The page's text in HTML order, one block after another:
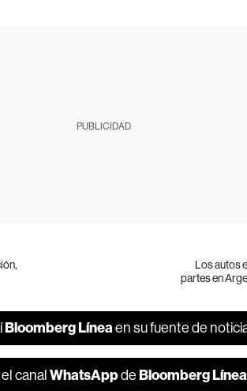
PUBLICIDAD
Los autos
partes en
Bloomberg Líneaen su fuente de
canalWhatsAppde Bloomberg